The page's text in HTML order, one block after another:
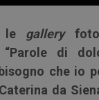
le gallery
“Parole di
bisogno che io
da